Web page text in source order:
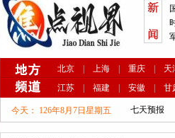
北京 上海 重庆 天
江苏
福建 安徽 甘
今天： 126年8月7日星期五